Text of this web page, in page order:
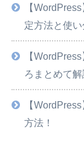
【
定方法と使
【
ろまとめて解
【
方法！